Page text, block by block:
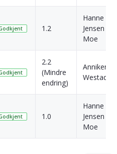
1.2
Hanne
Jensen
Moe
2.2
(Mindre
endring)
Anniken
Westad
1.0
Hanne
Jensen
Moe